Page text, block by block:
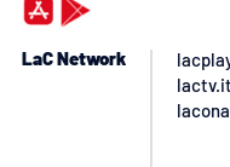
LaC Network
lactv.it